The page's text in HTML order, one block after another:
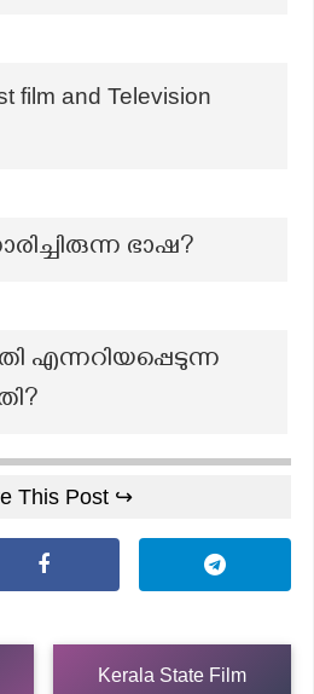
film and Television
ഭാഷ?
എന്നറിയപ്പെടുന്ന
This Post ↪
Kerala State Film